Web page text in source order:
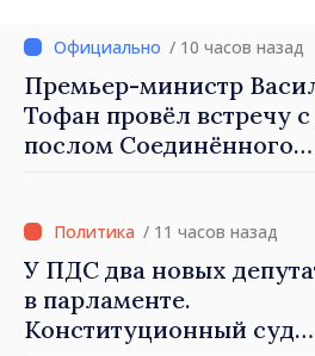
/ 10 часов назад
Премьер-министр
Тофан провёл встречу с
послом Соединённого
Северной Ирландии
Хорин
/ 11 часов назад
У ПДС два новых
в парламенте.
Конституционный суд